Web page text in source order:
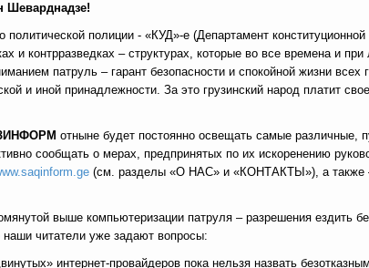
Шеварднадзе!
полиции - «КУД»-е (Департамент
и контрразведках – структурах, которые во все времена и
патруль – гарант безопасности и спокойной жизни всех
и иной принадлежности. За это грузинский народ платит
отныне будет постоянно освещать самые различные,
сообщать о мерах, предпринятых по их искоренению
(см. разделы «О НАС» и «КОНТАКТЫ»), а также
выше компьютеризации патруля – разрешения ездить
наши читатели уже задают вопросы:
интернет-провайдеров пока нельзя назвать